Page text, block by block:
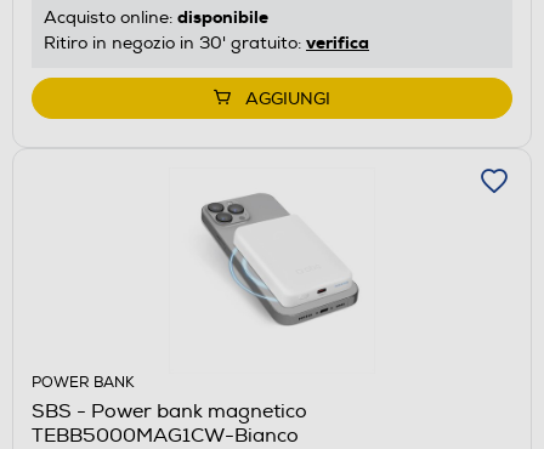
Acquisto online: disponibile
Ritiro in negozio in 30' gratuito: verifica
AGGIUNGI
POWER BANK
SBS - Power bank magnetico
TEBB5000MAG1CW-Bianco